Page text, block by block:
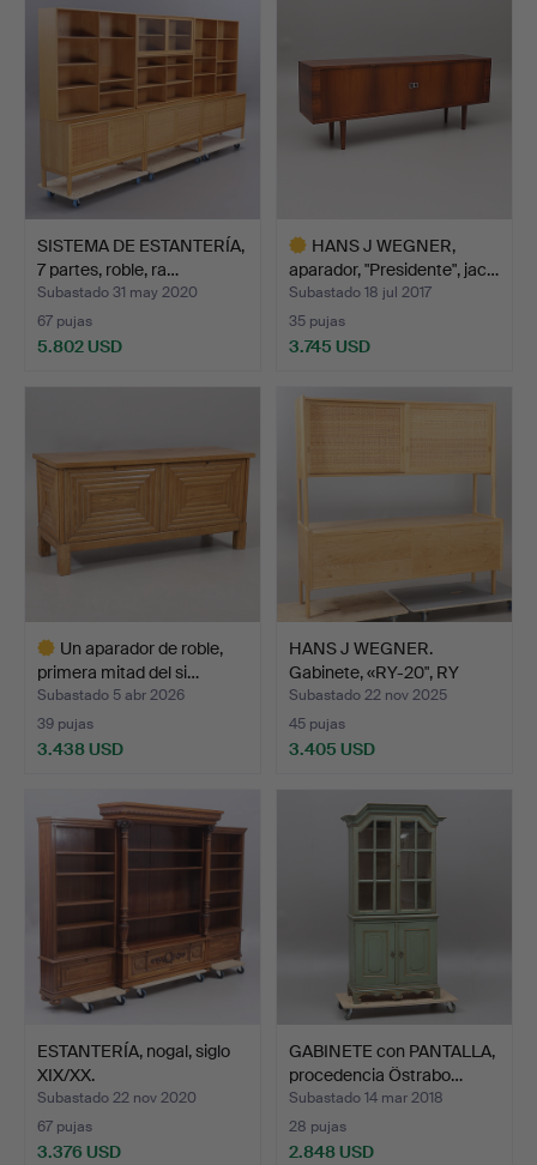
SISTEMA DE ESTANTERÍA,
7 partes, roble, ra…
Subastado 31 may 2020
67 pujas
5.802 USD
HANS J WEGNER,
aparador, "Presidente", jac…
Subastado 18 jul 2017
35 pujas
3.745 USD
seleccionado
Un aparador de roble,
primera mitad del si…
Subastado 5 abr 2026
39 pujas
3.438 USD
seleccionado
HANS J WEGNER.
Gabinete, «RY-20", RY
Möble…
Subastado 22 nov 2025
45 pujas
3.405 USD
ESTANTERÍA, nogal, siglo
XIX/XX.
Subastado 22 nov 2020
67 pujas
3.376 USD
GABINETE con PANTALLA,
procedencia Östrabo…
Subastado 14 mar 2018
28 pujas
2.848 USD